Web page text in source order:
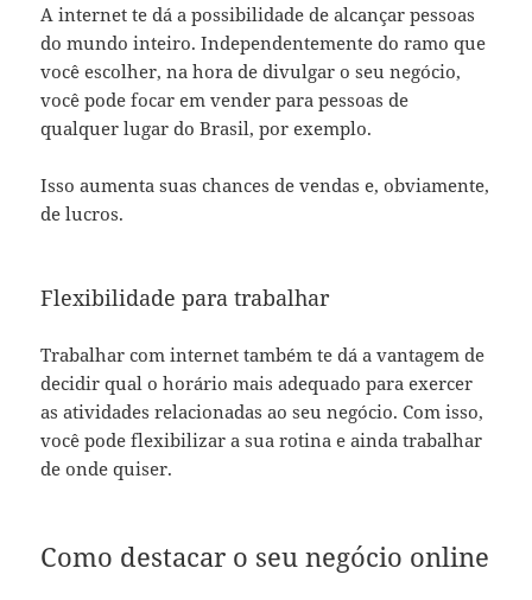
A internet te dá a possibilidade de alcançar pessoas
do mundo inteiro. Independentemente do ramo que
você escolher, na hora de divulgar o seu negócio,
você pode focar em vender para pessoas de
qualquer lugar do Brasil, por exemplo.
Isso aumenta suas chances de vendas e, obviamente,
de lucros.
Flexibilidade para trabalhar
Trabalhar com internet também te dá a vantagem de
decidir qual o horário mais adequado para exercer
as atividades relacionadas ao seu negócio. Com isso,
você pode flexibilizar a sua rotina e ainda trabalhar
de onde quiser.
Como destacar o seu negócio online